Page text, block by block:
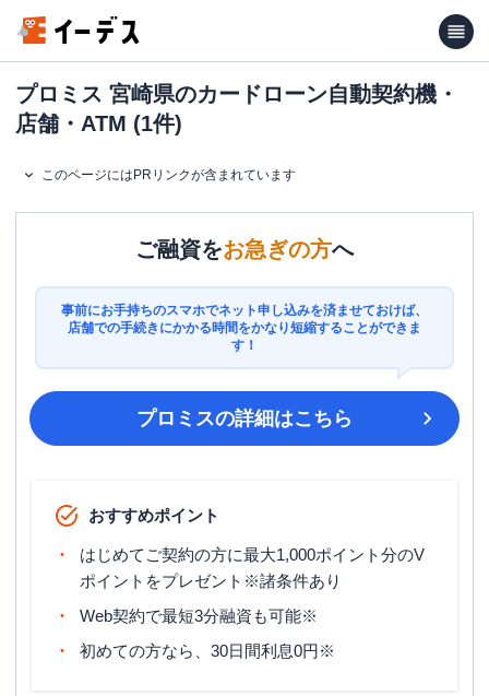
プロミス 宮崎県のカードローン自動契約機・
店舗・ATM (1件)
このページにはPRリンクが含まれています
ご融資をお急ぎの方へ
事前にお手持ちのスマホでネット申し込みを済ませておけば、
店舗での手続きにかかる時間をかなり短縮することができま
す！
プロミスの詳細はこちら
おすすめポイント
はじめてご契約の方に最大1,000ポイント分のV
ポイントをプレゼント※諸条件あり
Web契約で最短3分融資も可能※
初めての方なら、30日間利息0円※